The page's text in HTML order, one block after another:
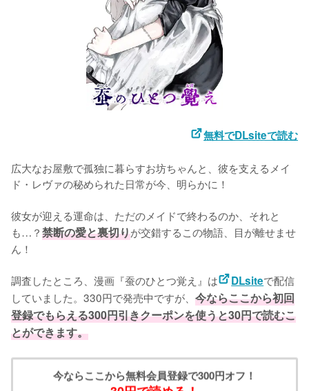
無料でDLsiteで読む
広大なお屋敷で孤独に暮らすお坊ちゃんと、彼を支えるメイ
ド・レヴァの秘められた日常が今、明らかに！
彼女が迎える運命は、ただのメイドで終わるのか、それと
も…？禁断の愛と裏切りが交錯するこの物語、目が離せませ
ん！
調査したところ、漫画『蚕のひとつ覚え』は DLsiteで配信
していました。330円で発売中ですが、 今ならここから初回
登録でもらえる300円引きクーポンを使うと30円で読むこ
とができます。
今ならここから無料会員登録で300円オフ！